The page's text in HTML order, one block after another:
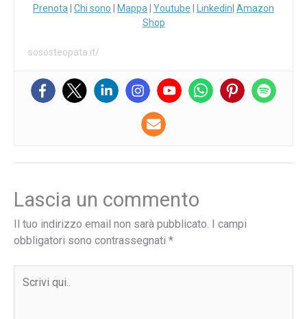
Prenota
Chi sono Mappa Youtube Linkedin Amazon
Shop
sososteopata.it/
Lascia un commento
Il tuo indirizzo email non sarà pubblicato.
I campi
obbligatori sono contrassegnati *
qui..